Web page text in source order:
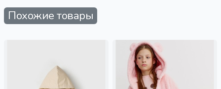
Похожие товары